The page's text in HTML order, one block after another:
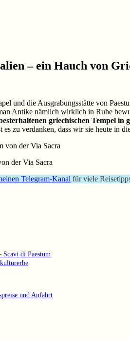
– ein Hauch von
und die Ausgrabungsstätte von
Antike nämlich wirklich in Ruhe
griechischen Tempel in
zu verdanken, dass wir sie heute in
der Via Sacra
Telegram-Kanal für viele
Scavi di Paestum
und Anfahrt